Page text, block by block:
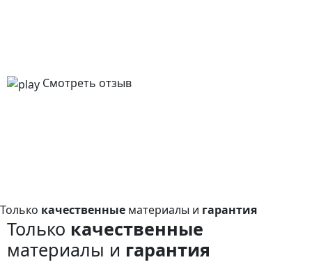
Смотреть отзыв
Только качественные материалы и гарантия
Только качественные
материалы и гарантия